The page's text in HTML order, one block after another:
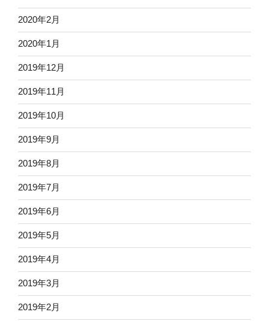
2020年2月
2020年1月
2019年12月
2019年11月
2019年10月
2019年9月
2019年8月
2019年7月
2019年6月
2019年5月
2019年4月
2019年3月
2019年2月